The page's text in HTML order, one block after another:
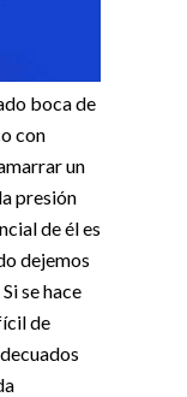
boca de
con
un
presión
de él es
dejemos
se hace
de